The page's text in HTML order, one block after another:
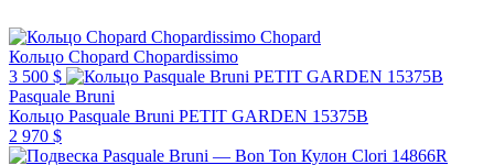
Chopard
Кольцо Chopard Chopardissimo
3 500 $
Pasquale Bruni
Кольцо Pasquale Bruni PETIT GARDEN 15375B
2 970 $